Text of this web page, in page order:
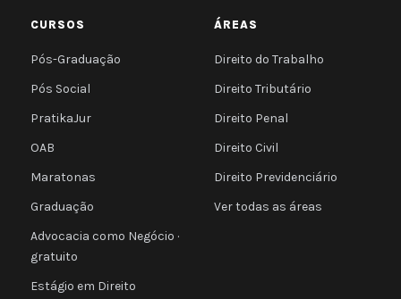
CURSOS
Pós-Graduação
Pós Social
PratikaJur
OAB
Maratonas
Graduação
Advocacia como Negócio ·
gratuito
Estágio em Direito
ÁREAS
Direito do Trabalho
Direito Tributário
Direito Penal
Direito Civil
Direito Previdenciário
Ver todas as áreas